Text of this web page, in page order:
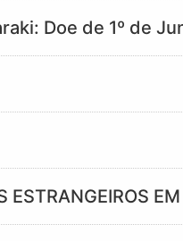
Doe de 1º de
ESTRANGEIROS